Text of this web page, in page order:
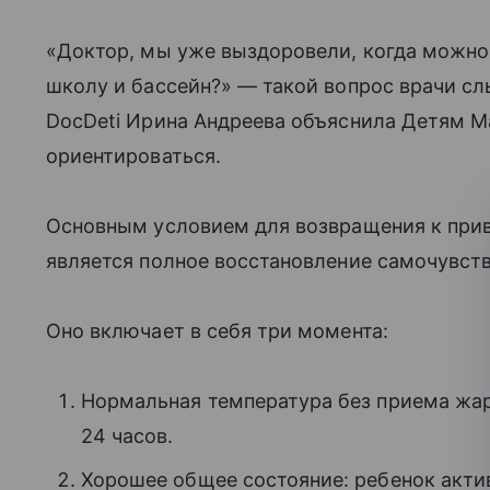
«Доктор, мы уже выздоровели, когда
школу и бассейн?» — такой вопрос врачи
DocDeti Ирина Андреева объяснила Детям
ориентироваться.
Основным условием для возвращения к
является полное восстановление
Оно включает в себя три момента:
Нормальная температура без приема
24 часов.
Хорошее общее состояние: ребенок